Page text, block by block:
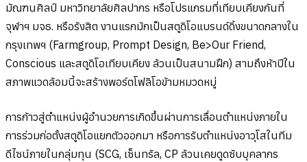
มัณฑนศิลป์ มหาวิทยาลัยศิลปากร หรือโปรแกรมที่เทียบเคียงกันที่
จุฬาฯ มจธ. หรือรังสิต งานแรกมักเป็นสตูดิโอแบรนด์ดิ้งขนาดกลางใน
กรุงเทพฯ (Farmgroup, Prompt Design, Be>Our Friend,
Conscious และสตูดิโอเทียบเคียง ล้วนเป็นสนามฝึก) สามถึงห้าปีใน
สภาพแวดล้อมนี้จะสร้างพอร์ตโฟลิโอข้ามหมวดหมู่
การก้าวสู่ตำแหน่งผู้อำนวยการเกิดขึ้นผ่านการเลื่อนตำแหน่งภายใน
การร่วมก่อตั้งสตูดิโอแยกตัวออกมา หรือการรับตำแหน่งอาวุโสในทีม
ดีไซน์ภายในกลุ่มทุน (SCG, เซ็นทรัล, CP ล้วนเคยดูดซับบุคลากร